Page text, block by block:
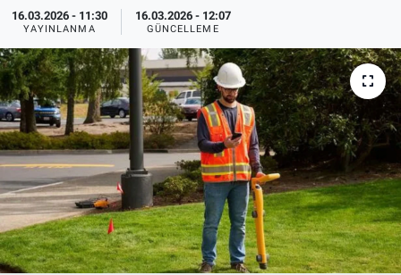
16.03.2026 - 11:30
YAYINLANMA
16.03.2026 - 12:07
GÜNCELLEME